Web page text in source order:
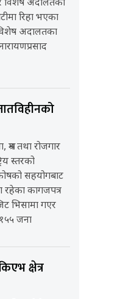
विशेष अदालतको
रिहा भएका
अदालतका
श्रम तथा रोजगार
स्तरको
सहयोगबाट
रहेका कागजपत्र
भिसामा गएर
जना
क्षेत्र